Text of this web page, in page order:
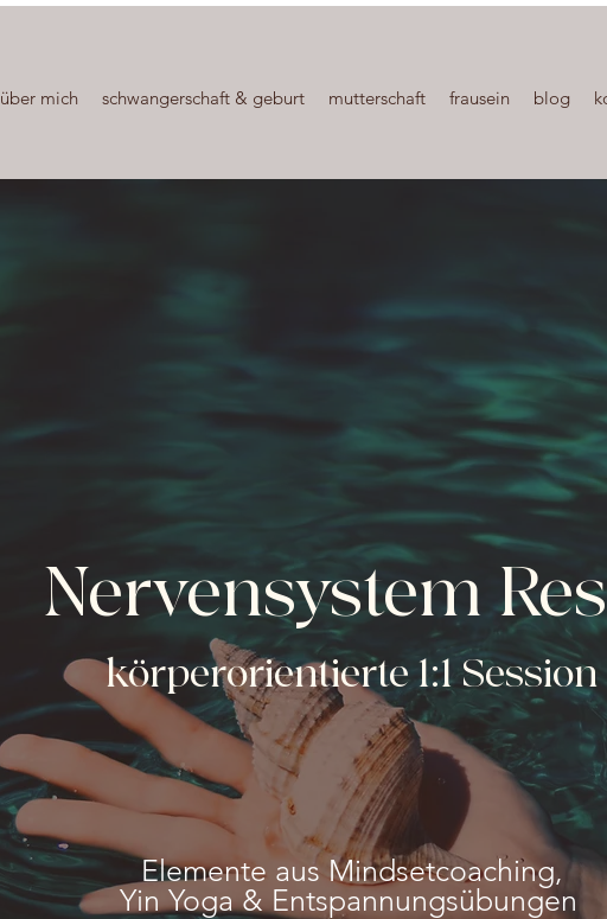
über mich schwangerschaft & geburt mutterschaft frausein blog
Nervensystem
körperorientierte 1:1 Session
Elemente aus Mindsetcoaching,
Yin Yoga & Entspannungsübungen